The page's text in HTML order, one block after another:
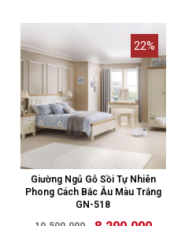
22%
Giường Ngủ Gỗ Sồi Tự Nhiên
Phong Cách Bắc Âu Màu Trắng
GN-518